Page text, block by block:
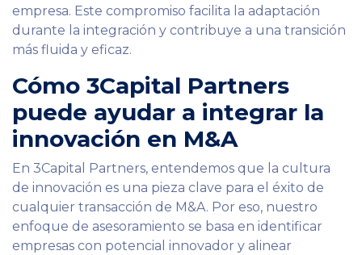
empresa. Este compromiso facilita la adaptación
durante la integración y contribuye a una transición
más fluida y eficaz.
Cómo 3Capital Partners
puede ayudar a integrar la
innovación en M&A
En 3Capital Partners, entendemos que la cultura
de innovación es una pieza clave para el éxito de
cualquier transacción de M&A. Por eso, nuestro
enfoque de asesoramiento se basa en identificar
empresas con potencial innovador y alinear